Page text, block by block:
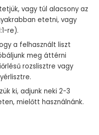
vagy túl alacsony az
etetni, vagy
re).
a felhasznált liszt
meg áttérni
rozslisztre vagy
ki, adjunk neki 2-3
mielőtt használnánk.